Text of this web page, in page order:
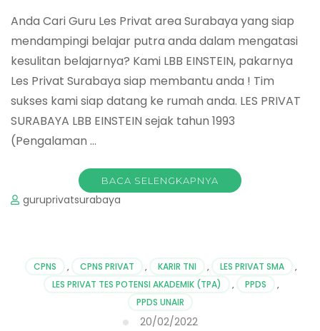
Anda Cari Guru Les Privat area Surabaya yang siap
mendampingi belajar putra anda dalam mengatasi
kesulitan belajarnya? Kami LBB EINSTEIN, pakarnya
Les Privat Surabaya siap membantu anda ! Tim
sukses kami siap datang ke rumah anda. LES PRIVAT
SURABAYA LBB EINSTEIN sejak tahun 1993
(Pengalaman …
BACA SELENGKAPNYA
guruprivatsurabaya
CPNS , CPNS PRIVAT , KARIR TNI , LES PRIVAT SMA
,
LES PRIVAT TES POTENSI AKADEMIK (TPA)
, PPDS
,
PPDS UNAIR
20/02/2022